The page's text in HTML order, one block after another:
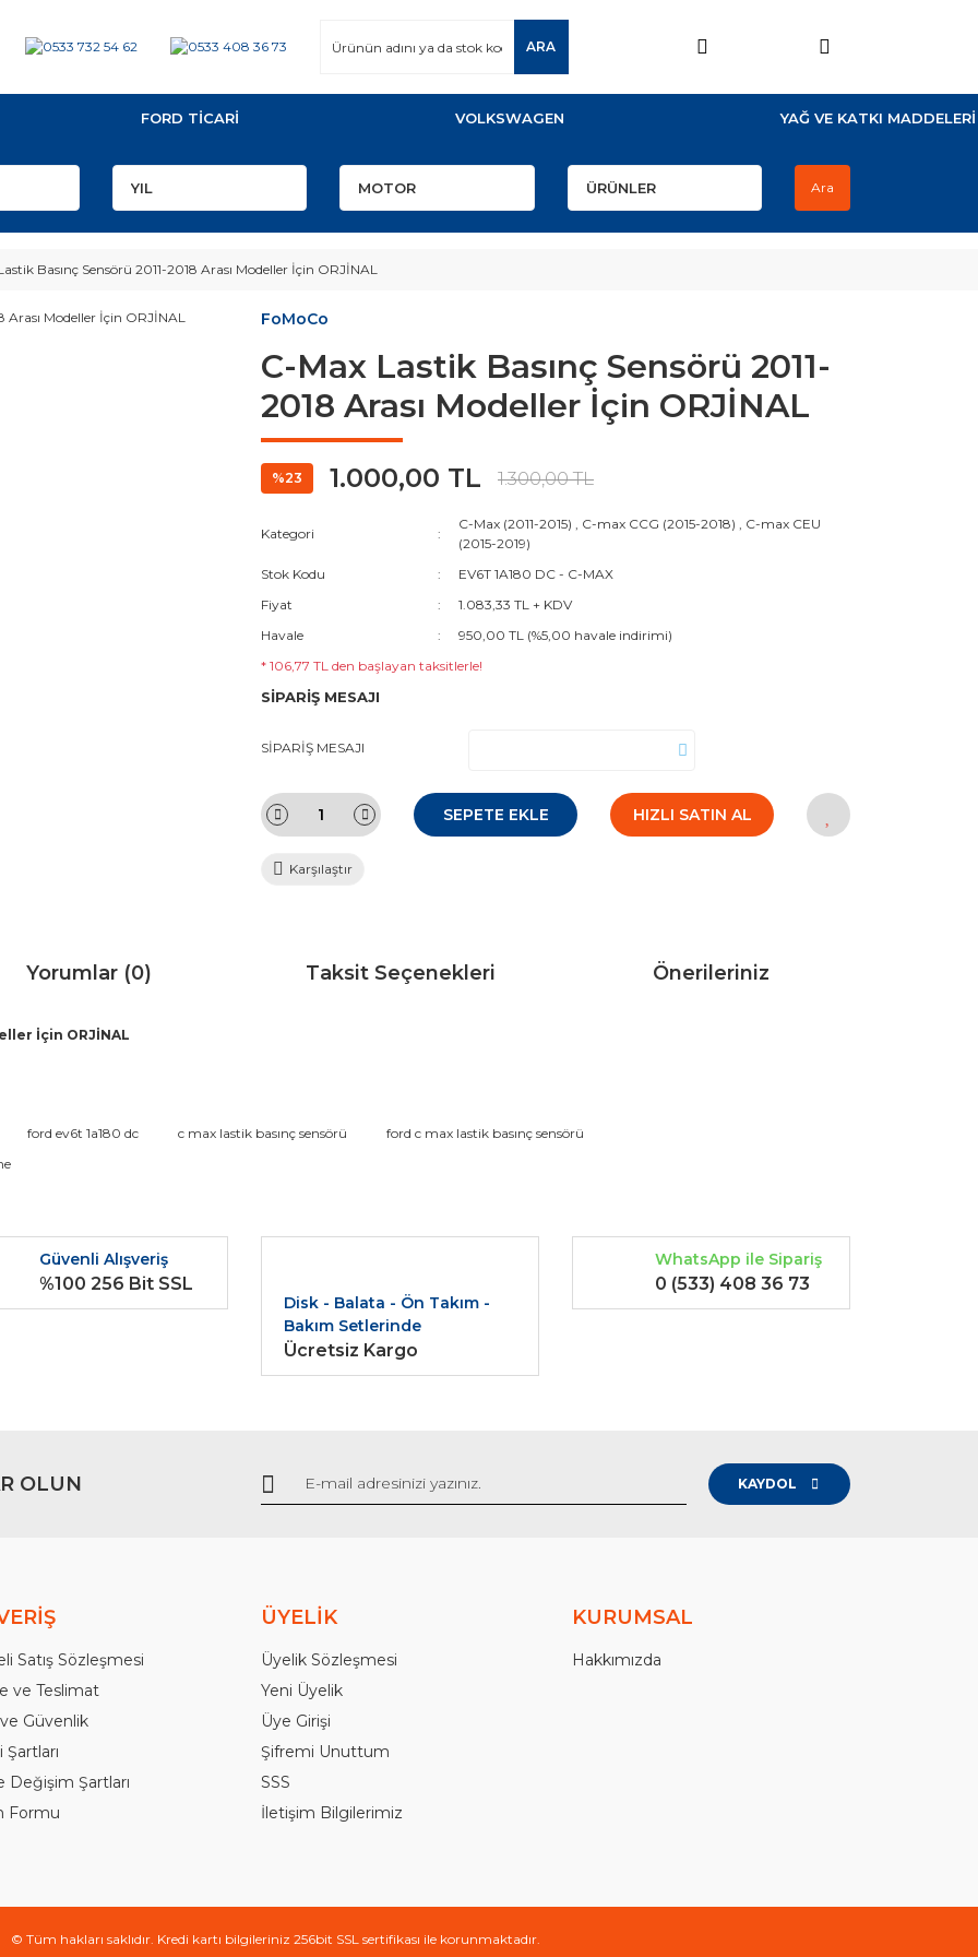
ARA
FORD TİCARİ VOLKSWAGEN YAĞ VE KATKI MADDELERİ
Ara
Basınç Sensörü 2011-2018 Arası Modeller İçin ORJİNAL
FoMoCo
C-Max Lastik Basınç Sensörü 2011-
2018 Arası Modeller İçin ORJİNAL
%23 1.000,00 TL 1.300,00 TL
Kategori
C-Max (2011-2015) , C-max CCG (2015-2018) , C-max CEU
(2015-2019)
Stok Kodu
EV6T 1A180 DC - C-MAX
Fiyat
1.083,33 TL + KDV
Havale
950,00 TL (%5,00 havale indirimi)
* 106,77 TL den başlayan taksitlerle!
SİPARİŞ MESAJI
SİPARİŞ MESAJI
SEPETE EKLE HIZLI SATIN AL
Karşılaştır
Yorumlar (0) Taksit Seçenekleri Önerileriniz
İçin ORJİNAL
diğer konularda yetersiz gördüğünüz noktaları öneri formunu kullanarak tarafımıza iletebilirsiniz.
Gönder
ford ev6t 1a180 dc c max lastik basınç sensörü
ford c max lastik basınç sensörü
Güvenli Alışveriş
%100 256 Bit SSL
Disk - Balata - Ön Takım -
Bakım Setlerinde
Ücretsiz Kargo
WhatsApp ile Sipariş
0 (533) 408 36 73
OLUN KAYDOL
Satış Sözleşmesi
ve Teslimat
Güvenlik
Şartları
Değişim Şartları
Formu
ÜYELİK
Üyelik Sözleşmesi
Yeni Üyelik
Üye Girişi
Şifremi Unuttum
SSS
İletişim Bilgilerimiz
KURUMSAL
Hakkımızda
© Tüm hakları saklıdır. Kredi kartı bilgileriniz 256bit SSL sertifikası ile korunmaktadır.